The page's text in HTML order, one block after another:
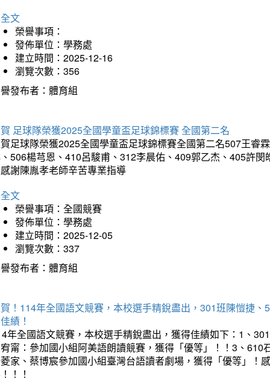
文
榮譽事項：
發佈單位：學務處
建立時間：2025-12-16
瀏覽次數：356
發布者：體育組
足球隊榮獲2025全國學童盃足球錦標賽 全國第二名
足球隊榮獲2025全國學童盃足球錦標賽全國第二名507王睿
506楊芎恩、410呂駿甫、312李晨佑、409郭乙杰、405許
謝陳胤孝老師辛苦專業指導
文
榮譽事項：全國競賽
發佈單位：學務處
建立時間：2025-12-05
瀏覽次數：337
發布者：體育組
！114年全國語文競賽，本校選手精銳盡出，301班陳愷捷
績！
年全國語文競賽，本校選手精銳盡出，獲得佳績如下：1、
甯：參加國小組阿美語朗讀競賽，獲得「優等」！！3、
家、蔡博宸參加國小組臺灣台語讀者劇場，獲得「優等」！
！！